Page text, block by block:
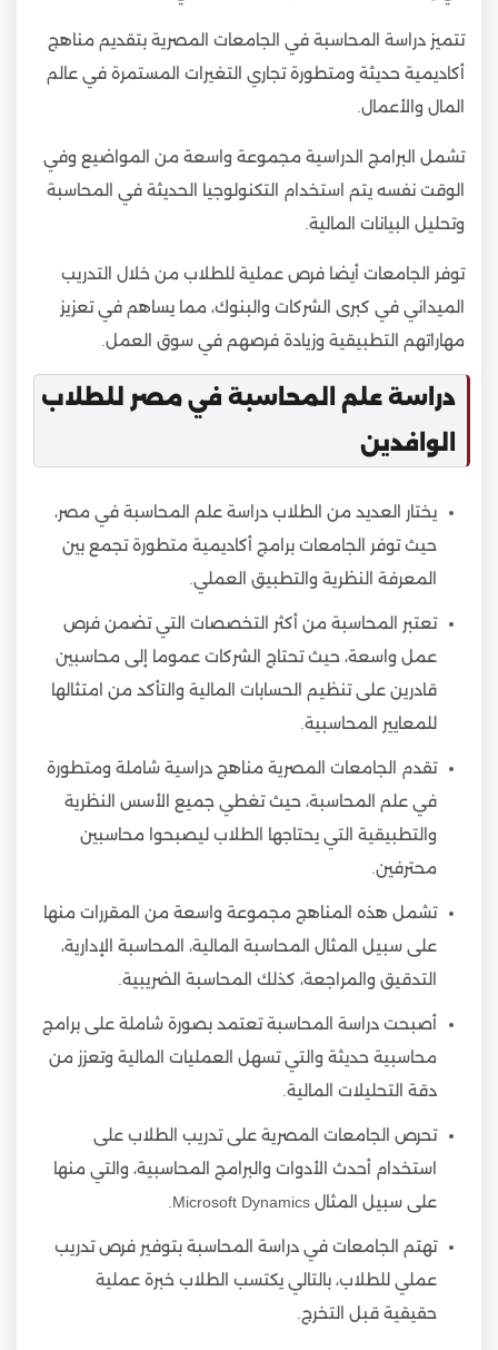
تتميز دراسة المحاسبة في الجامعات المصرية بتقديم مناهج
أكاديمية حديثة ومتطورة تجاري التغيرات المستمرة في عالم
المال والأعمال.
تشمل البرامج الدراسية مجموعة واسعة من المواضيع وفي
الوقت نفسه يتم استخدام التكنولوجيا الحديثة في المحاسبة
وتحليل البيانات المالية.
توفر الجامعات أيضا فرص عملية للطلاب من خلال التدريب
الميداني في كبرى الشركات والبنوك، مما يساهم في تعزيز
مهاراتهم التطبيقية وزيادة فرصهم في سوق العمل.
دراسة علم المحاسبة في مصر للطلاب
الوافدين
يختار العديد من الطلاب دراسة علم المحاسبة في مصر،
حيث توفر الجامعات برامج أكاديمية متطورة تجمع بين
المعرفة النظرية والتطبيق العملي.
تعتبر المحاسبة من أكثر التخصصات التي تضمن فرص
عمل واسعة، حيث تحتاج الشركات عموما إلى محاسبين
قادرين على تنظيم الحسابات المالية والتأكد من امتثالها
للمعايير المحاسبية.
تقدم الجامعات المصرية مناهج دراسية شاملة ومتطورة
في علم المحاسبة، حيث تغطي جميع الأسس النظرية
والتطبيقية التي يحتاجها الطلاب ليصبحوا محاسبين
محترفين.
تشمل هذه المناهج مجموعة واسعة من المقررات منها
على سبيل المثال المحاسبة المالية، المحاسبة الإدارية،
التدقيق والمراجعة، كذلك المحاسبة الضريبية.
أصبحت دراسة المحاسبة تعتمد بصورة شاملة على برامج
محاسبية حديثة والتي تسهل العمليات المالية وتعزز من
دقة التحليلات المالية.
تحرص الجامعات المصرية على تدريب الطلاب على
استخدام أحدث الأدوات والبرامج المحاسبية، والتي منها
على سبيل المثال Microsoft Dynamics.
تهتم الجامعات في دراسة المحاسبة بتوفير فرص تدريب
عملي للطلاب، بالتالي يكتسب الطلاب خبرة عملية
حقيقية قبل التخرج.